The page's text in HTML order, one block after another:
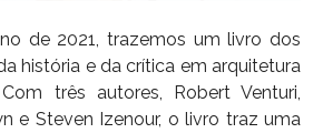
de 2021, trazemos um livro dos
história e da crítica em arquitetura
três autores, Robert Venturi,
e Steven Izenour, o livro traz uma